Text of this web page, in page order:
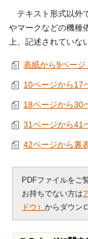
テキスト形式以外
やマークなどの機種
上、記述されていな
表紙から9ページ
10ページから17
18ページから30
31ページから41
42ページから裏
PDFファイルをご
お持ちでない方は
ドウ）からダウン